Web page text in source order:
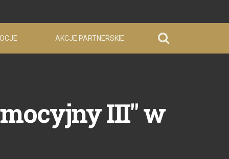
AKCJE PARTNERSKIE
III" w